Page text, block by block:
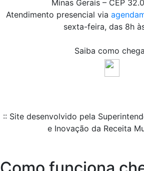
Minas Gerais – CEP
Atendimento presencial via
sexta-feira, das 8h
Saiba como
:: Site desenvolvido pela
e Inovação da Receita